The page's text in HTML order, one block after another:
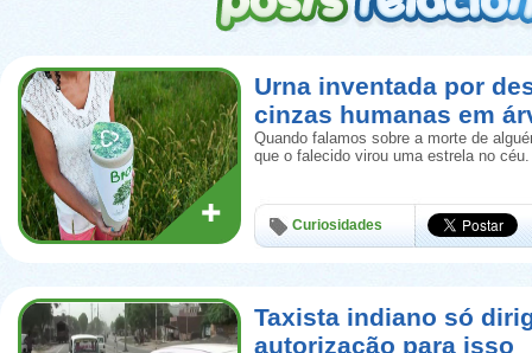
Urna inventada por
cinzas humanas em
Quando falamos sobre a morte de
que o falecido virou uma estrela no
Curiosidades
Taxista indiano só
autorização para isso